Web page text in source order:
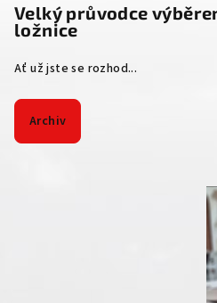
Velký průvodce
ložnice
Ať už jste se rozhod...
Archiv